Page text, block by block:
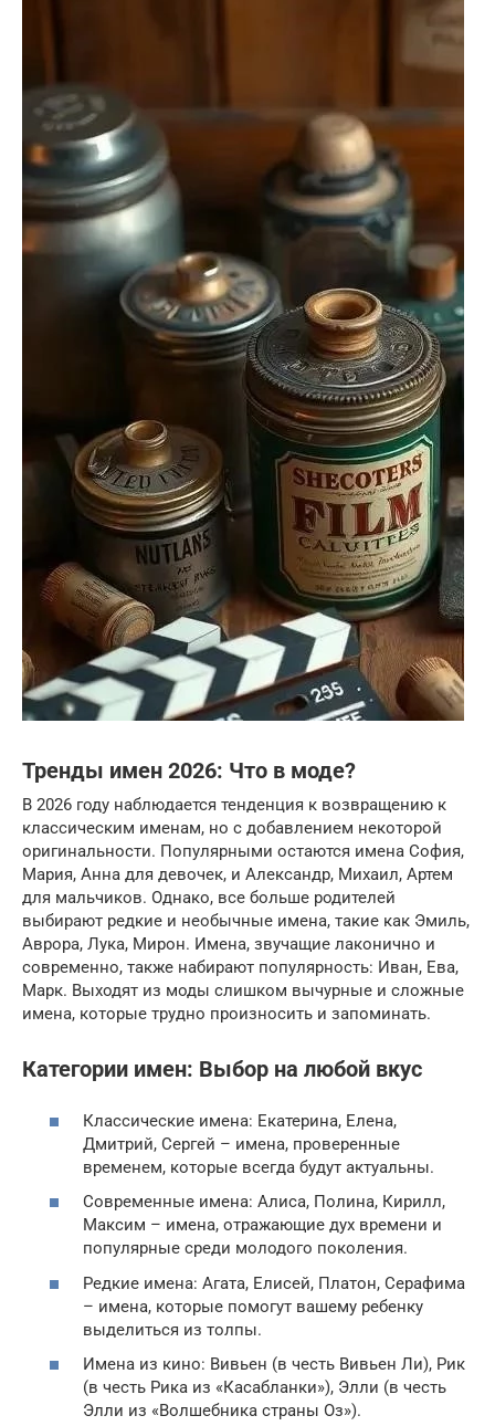
Тренды имен 2026: Что в моде?
В 2026 году наблюдается тенденция к возвращению к
классическим именам, но с добавлением некоторой
оригинальности. Популярными остаются имена София,
Мария, Анна для девочек, и Александр, Михаил, Артем
для мальчиков. Однако, все больше родителей
выбирают редкие и необычные имена, такие как Эмиль,
Аврора, Лука, Мирон. Имена, звучащие лаконично и
современно, также набирают популярность: Иван, Ева,
Марк. Выходят из моды слишком вычурные и сложные
имена, которые трудно произносить и запоминать.
Категории имен: Выбор на любой вкус
Классические имена: Екатерина, Елена,
Дмитрий, Сергей – имена, проверенные
временем, которые всегда будут актуальны.
Современные имена: Алиса, Полина, Кирилл,
Максим – имена, отражающие дух времени и
популярные среди молодого поколения.
Редкие имена: Агата, Елисей, Платон, Серафима
– имена, которые помогут вашему ребенку
выделиться из толпы.
Имена из кино: Вивьен (в честь Вивьен Ли), Рик
(в честь Рика из «Касабланки»), Элли (в честь
Элли из «Волшебника страны Оз»).